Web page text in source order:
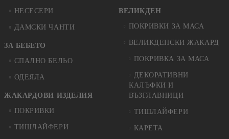
НЕСЕСЕРИ
ДАМСКИ ЧАНТИ
ЗА БЕБЕТО
СПАЛНО БЕЛЬО
ОДЕЯЛА
ЖАКАРДОВИ ИЗДЕЛИЯ
ПОКРИВКИ
ТИШЛАЙФЕРИ
ВЕЛИКДЕН
ПОКРИВКИ ЗА МАСА
ВЕЛИКДЕНСКИ ЖАКАРД
ПОКРИВКА ЗА МАСА
ДЕКОРАТИВНИ
КАЛЪФКИ И
ВЪЗГЛАВНИЦИ
ТИШЛАЙФЕРИ
КАРЕТА